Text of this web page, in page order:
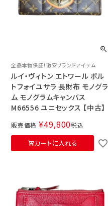
全品本物保証！激安ブランドアイテム
ルイ・ヴィトン エトワール ポル
トフォイユサラ 長財布 モノグラ
ム モノグラムキャンバス
M66556 ユニセックス 【中古】
販売価格 ¥49,800税込
カートに入れる